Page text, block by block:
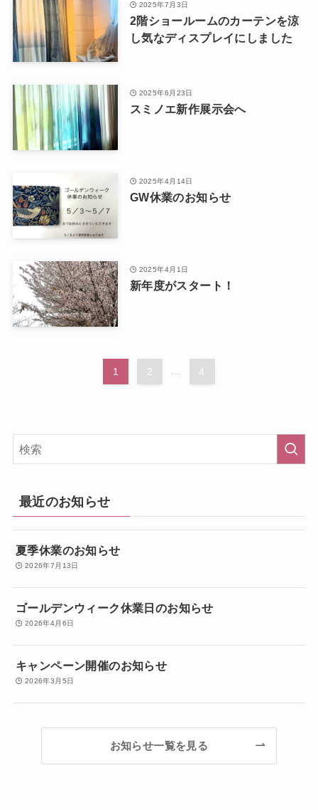
2階ショールームのカーテンを涼
し気なディスプレイにしました
2025年7月3日
スミノエ新作展示会へ
2025年6月23日
GW休業のお知らせ
2025年4月14日
新年度がスタート！
2025年4月1日
1 2 4
最近のお知らせ
2026年7月13日
夏季休業のお知らせ
2026年4月6日
ゴールデンウィーク休業日のお知らせ
2026年3月5日
キャンペーン開催のお知らせ
お知らせ一覧を見る